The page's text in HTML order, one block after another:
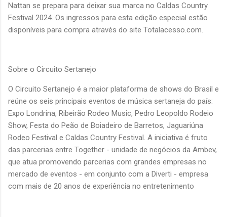
Nattan se prepara para deixar sua marca no Caldas Country
Festival 2024. Os ingressos para esta edição especial estão
disponíveis para compra através do site Totalacesso.com.
Sobre o Circuito Sertanejo
O Circuito Sertanejo é a maior plataforma de shows do Brasil e
reúne os seis principais eventos de música sertaneja do país:
Expo Londrina, Ribeirão Rodeo Music, Pedro Leopoldo Rodeio
Show, Festa do Peão de Boiadeiro de Barretos, Jaguariúna
Rodeo Festival e Caldas Country Festival. A iniciativa é fruto
das parcerias entre Together - unidade de negócios da Ambev,
que atua promovendo parcerias com grandes empresas no
mercado de eventos - em conjunto com a Diverti - empresa
com mais de 20 anos de experiência no entretenimento